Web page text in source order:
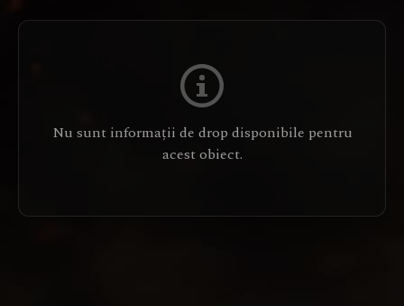
Nu sunt informații de drop disponibile pentru
acest obiect.